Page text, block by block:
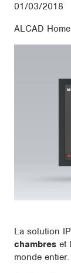
01/03/2018
ALCAD
La solution
chambres et
monde entier.